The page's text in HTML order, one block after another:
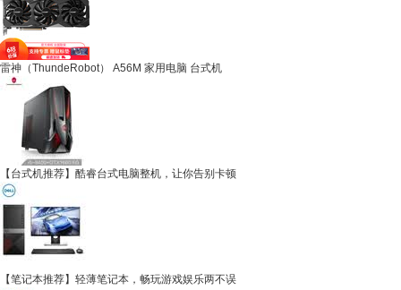
雷神（ThundeRobot） A56M 家用电脑 台式机
【台式机推荐】酷睿台式电脑整机，让你告别卡顿
【笔记本推荐】轻薄笔记本，畅玩游戏娱乐两不误